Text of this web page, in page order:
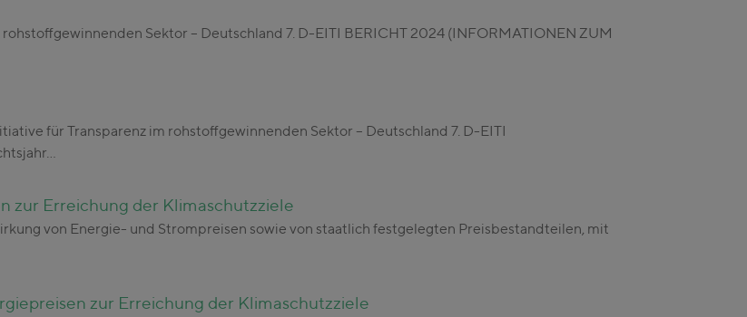
Sektor – Deutschland 7. D-EITI BERICHT 2024 (INFORMATIONEN ZUM
für Transparenz im rohstoffgewinnenden Sektor – Deutschland 7. D-EITI
zur Erreichung der Klimaschutzziele
von Energie- und Strompreisen sowie von staatlich festgelegten Preisbestandteilen, mit
zur Erreichung der Klimaschutzziele